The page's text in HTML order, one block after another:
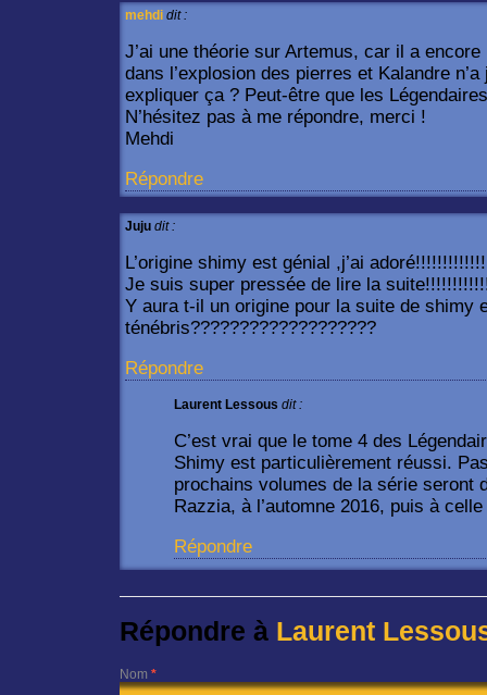
mehdi dit :
J’ai une théorie sur Artemus, car il a
dans l’explosion des pierres et Kalandre
expliquer ça ? Peut-être que les
N’hésitez pas à me répondre, merci !
Mehdi
Répondre
Juju dit :
L’origine shimy est génial ,j’ai
Je suis super pressée de lire la
Y aura t-il un origine pour la suite de shimy
ténébris???????????????????
Répondre
Laurent Lessous dit :
C’est vrai que le tome 4 des
Shimy est particulièrement réussi.
prochains volumes de la série seront
Razzia, à l’automne 2016, puis à
Répondre
Répondre à Laurent
Nom *